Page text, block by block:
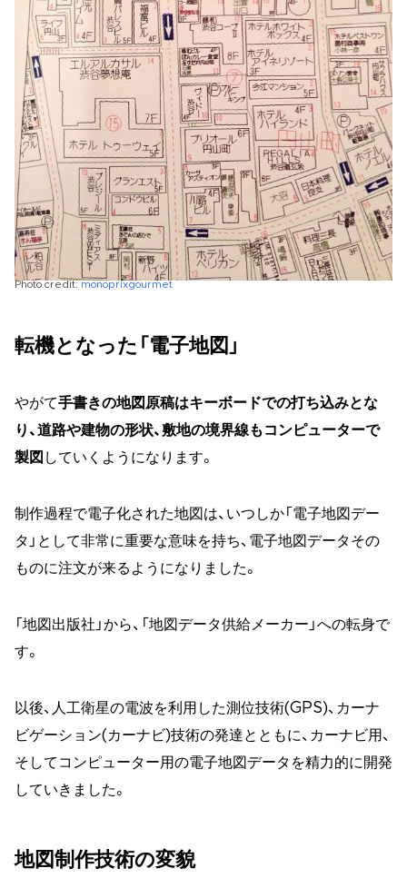
Photo credit: monoprixgourmet
転機となった「電子地図」
やがて手書きの地図原稿はキーボードでの打ち込みとな
り、道路や建物の形状、敷地の境界線もコンピューターで
製図 していくようになります。
制作過程で電子化された地図は、いつしか「電子地図デー
タ」として非常に重要な意味を持ち、電子地図データその
ものに注文が来るようになりました。
「地図出版社」から、「地図データ供給メーカー」への転身で
す。
以後、人工衛星の電波を利用した測位技術(GPS)、カーナ
ビゲーション(カーナビ)技術の発達とともに、カーナビ用、
そしてコンピューター用の電子地図データを精力的に開発
していきました。
地図制作技術の変貌